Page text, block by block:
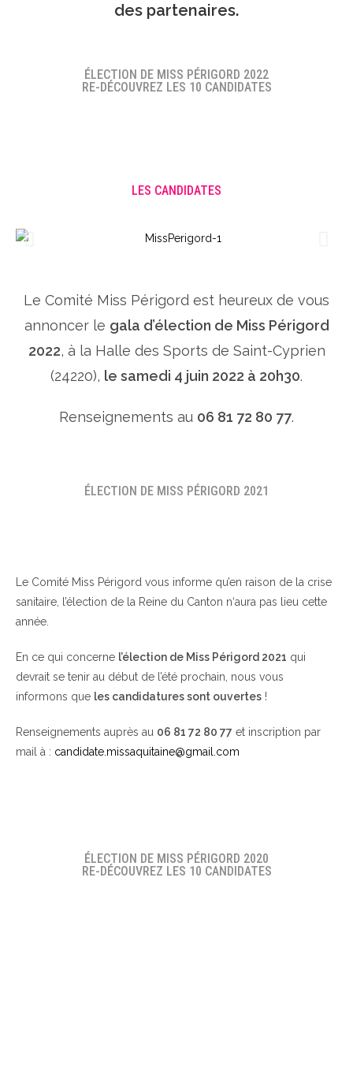
des partenaires.
ÉLECTION DE MISS PÉRIGORD 2022
RE-DÉCOUVREZ LES 10 CANDIDATES
LES CANDIDATES
Le Comité Miss Périgord est heureux de vous
annoncer le gala d’élection de Miss Périgord
2022, à la Halle des Sports de Saint-Cyprien
(24220), le samedi 4 juin 2022 à 20h30.
Renseignements au 06 81 72 80 77.
ÉLECTION DE MISS PÉRIGORD 2021
Le Comité Miss Périgord vous informe qu’en raison de la crise
sanitaire, l’élection de la Reine du Canton n‘aura pas lieu cette
année.
En ce qui concerne l’élection de Miss Périgord 2021 qui
devrait se tenir au début de l’été prochain, nous vous
informons que les candidatures sont ouvertes !
Renseignements auprès au 06 81 72 80 77 et inscription par
mail à : candidate.missaquitaine@gmail.com
ÉLECTION DE MISS PÉRIGORD 2020
RE-DÉCOUVREZ LES 10 CANDIDATES